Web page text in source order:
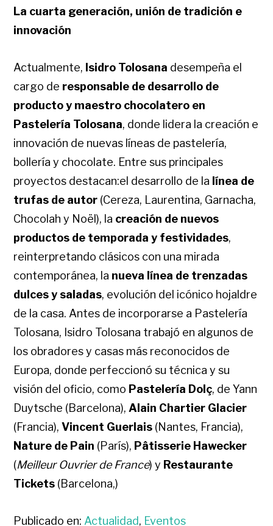
La cuarta generación, unión de tradición e
innovación
Actualmente, Isidro Tolosana desempeña el
cargo de responsable de desarrollo de
producto y maestro chocolatero en
Pastelería Tolosana, donde lidera la creación e
innovación de nuevas líneas de pastelería,
bollería y chocolate. Entre sus principales
proyectos destacan:el desarrollo de la línea de
trufas de autor (Cereza, Laurentina, Garnacha,
Chocolah y Noël), la creación de nuevos
productos de temporada y festividades,
reinterpretando clásicos con una mirada
contemporánea, la nueva línea de trenzadas
dulces y saladas, evolución del icónico hojaldre
de la casa. Antes de incorporarse a Pastelería
Tolosana, Isidro Tolosana trabajó en algunos de
los obradores y casas más reconocidos de
Europa, donde perfeccionó su técnica y su
visión del oficio, como Pastelería Dolç, de Yann
Duytsche (Barcelona), Alain Chartier Glacier
(Francia),Vincent Guerlais (Nantes, Francia),
Nature de Pain (París), Pâtisserie Hawecker
(Meilleur Ouvrier de France) y Restaurante
Tickets (Barcelona,)
Publicado en: Actualidad, Eventos